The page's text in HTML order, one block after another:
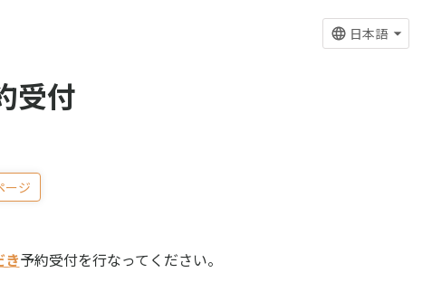
日本語
受付
ージ
予約受付を行なってください。